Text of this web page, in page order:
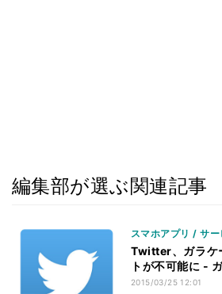
編集部が選ぶ関連記事
スマホアプリ / サー
Twitter、ガラケ
トが不可能に -
2015/03/25 12:01